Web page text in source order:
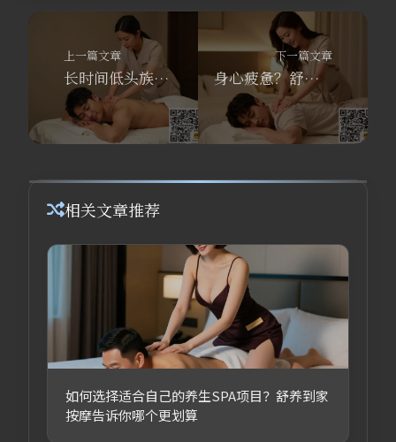
上一篇文章
长时间低头族有救了！舒养到家按摩同城上门推拿30分钟到
下一篇文章
身心疲惫？舒养到家按摩上门推拿30分钟极速解压
相关文章推荐
如何选择适合自己的养生SPA项目？舒养到家
按摩告诉你哪个更划算